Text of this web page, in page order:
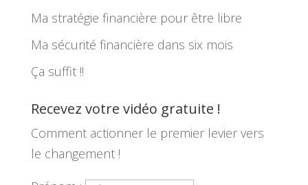
Ma stratégie financière pour être libre
Ma sécurité financière dans six mois
Ça suffit !!
Recevez votre vidéo gratuite !
Comment actionner le premier levier vers
le changement !